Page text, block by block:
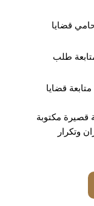
قضايا
طلب
قضايا
مكتوبة
وتكرار